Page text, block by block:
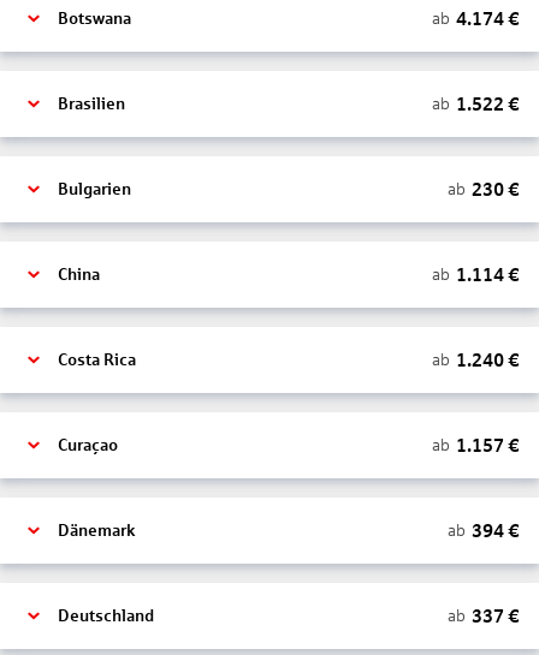
Botswana ab 4.174€
Brasilien ab 1.522 €
Bulgarien ab 230€
China ab 1.114€
Costa Rica ab 1.240€
Curaçao ab 1.157 €
Dänemark ab 394€
Deutschland ab 337 €